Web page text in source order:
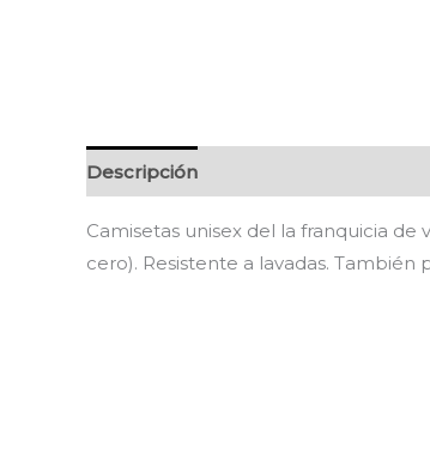
Descripción
Camisetas unisex del la franquicia
cero). Resistente a lavadas.